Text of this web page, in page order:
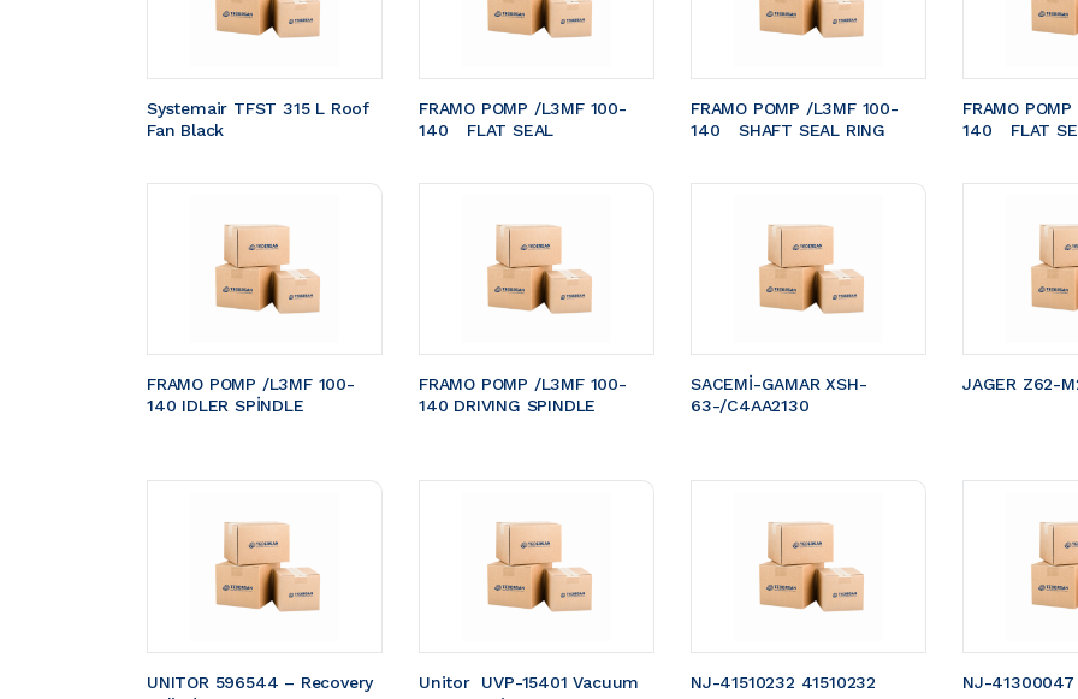
Systemair TFST 315 L Roof
Fan Black
FRAMO POMP /L3MF 100-
140	FLAT SEAL
FRAMO POMP /L3MF 100-
140	SHAFT SEAL RING
FRAMO
140	FLAT
FRAMO POMP /L3MF 100-
140 IDLER SPİNDLE
FRAMO POMP /L3MF 100-
140 DRIVING SPINDLE
SACEMİ-GAMAR XSH-
63-/C4AA2130
JAGER Z62-
UNITOR 596544 – Recovery
Unitor  UVP-15401 Vacuum
NJ-41510232 41510232
NJ-